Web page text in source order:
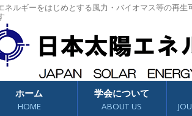
ネルギーをはじめとする風力・バイオマス等の再
ンツへスキップ
ホーム
HOME
学会について
ABOUT US